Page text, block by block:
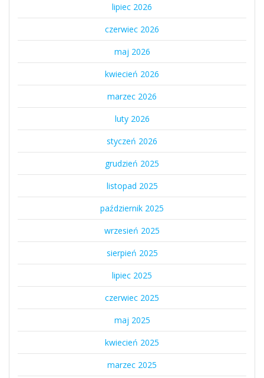
lipiec 2026
czerwiec 2026
maj 2026
kwiecień 2026
marzec 2026
luty 2026
styczeń 2026
grudzień 2025
listopad 2025
październik 2025
wrzesień 2025
sierpień 2025
lipiec 2025
czerwiec 2025
maj 2025
kwiecień 2025
marzec 2025